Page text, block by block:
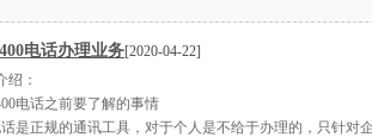
电话办理业务[2020-04-22]
绍：
电话之前要了解的事情
话是正规的通讯工具，对于个人是不给于办理的，只针对